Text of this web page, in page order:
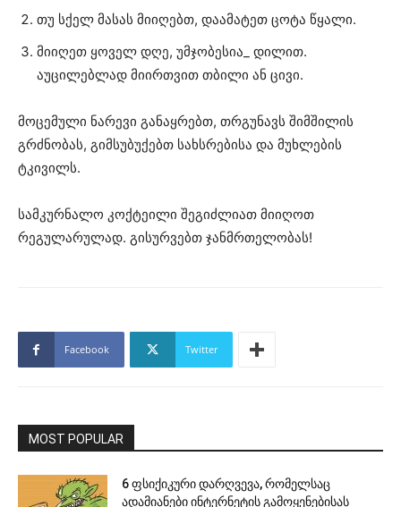
თუ სქელ მასას მიიღებთ, დაამატეთ ცოტა წყალი.
მიიღეთ ყოველ დღე, უმჯობესია_ დილით.
აუცილებლად მიირთვით თბილი ან ცივი.
მოცემული ნარევი განაყრებთ, თრგუნავს შიმშილის
გრძნობას, გიმსუბუქებთ სახსრებისა და მუხლების
ტკივილს.
სამკურნალო კოქტეილი შეგიძლიათ მიიღოთ
რეგულარულად. გისურვებთ ჯანმრთელობას!
Facebook Twitter
MOST POPULAR
6 ფსიქიკური დარღვევა, რომელსაც
ადამიანები ინტერნეტის გამოყენებისას